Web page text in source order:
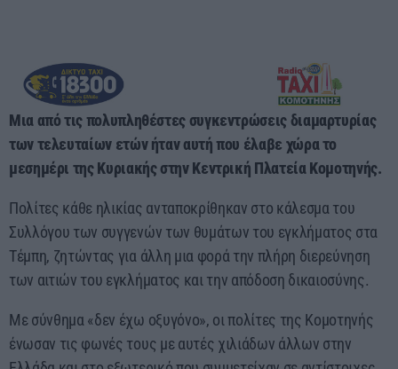
Μια από τις πολυπληθέστες συγκεντρώσεις διαμαρτυρίας
των τελευταίων ετών ήταν αυτή που έλαβε χώρα το
μεσημέρι της Κυριακής στην Κεντρική Πλατεία Κομοτηνής.
Πολίτες κάθε ηλικίας ανταποκρίθηκαν στο κάλεσμα του
Συλλόγου των συγγενών των θυμάτων του εγκλήματος στα
Τέμπη, ζητώντας για άλλη μια φορά την πλήρη διερεύνηση
των αιτιών του εγκλήματος και την απόδοση δικαιοσύνης.
Με σύνθημα «δεν έχω οξυγόνο», οι πολίτες της Κομοτηνής
ένωσαν τις φωνές τους με αυτές χιλιάδων άλλων στην